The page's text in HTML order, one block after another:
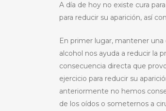
A día de hoy no existe cura
para reducir su aparición, así
En primer lugar, mantener una
alcohol nos ayuda a reducir la
consecuencia directa que
ejercicio para reducir su
anteriormente no hemos
de los oídos o someternos a